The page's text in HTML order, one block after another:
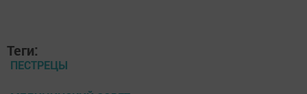
Теги:
ПЕСТРЕЦЫ